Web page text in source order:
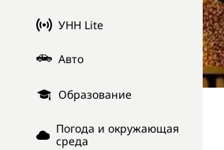
УНН Lite
Авто
Образование
Погода и окружающая
среда